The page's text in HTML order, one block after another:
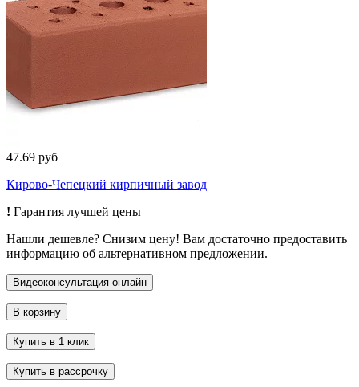
47.69 руб
Кирово-Чепецкий кирпичный завод
! Гарантия лучшей цены
Нашли дешевле? Снизим цену! Вам достаточно предоставить
информацию об альтернативном предложении.